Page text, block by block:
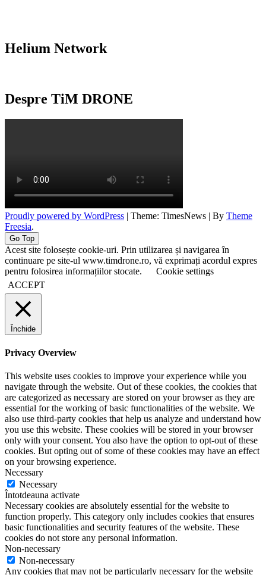
Helium Network
Despre TiM DRONE
Proudly powered by WordPress | Theme: TimesNews | By Theme
Freesia.
Go Top
Acest site folosește cookie-uri. Prin utilizarea și navigarea în
continuare pe site-ul www.timdrone.ro, vă exprimați acordul expres
pentru folosirea informațiilor stocate.
Cookie settings
ACCEPT
Închide
Privacy Overview
This website uses cookies to improve your experience while you
navigate through the website. Out of these cookies, the cookies that
are categorized as necessary are stored on your browser as they are
essential for the working of basic functionalities of the website. We
also use third-party cookies that help us analyze and understand how
you use this website. These cookies will be stored in your browser
only with your consent. You also have the option to opt-out of these
cookies. But opting out of some of these cookies may have an effect
on your browsing experience.
Necessary
Necessary
Întotdeauna activate
Necessary cookies are absolutely essential for the website to
function properly. This category only includes cookies that ensures
basic functionalities and security features of the website. These
cookies do not store any personal information.
Non-necessary
Non-necessary
Any cookies that may not be particularly necessary for the website